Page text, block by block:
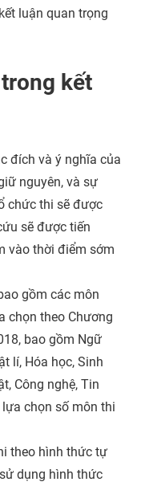
luận quan trọng
kết
đích và ý nghĩa của
nguyên, và sự
chức thi sẽ được
sẽ được tiến
vào thời điểm sớm
gồm các môn
chọn theo Chương
bao gồm Ngữ
lí, Hóa học, Sinh
Công nghệ, Tin
chọn số môn thi
theo hình thức tự
dụng hình thức